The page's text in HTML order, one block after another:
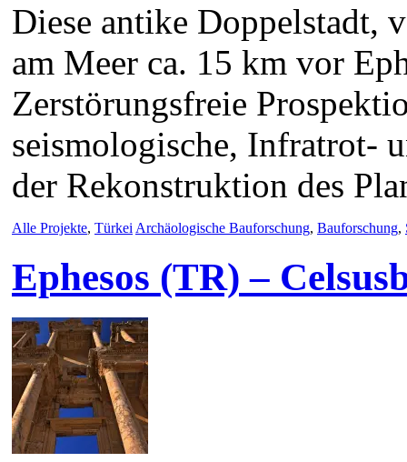
Diese antike Doppelstadt,
am Meer ca. 15 km vor
Zerstörungsfreie
seismologische, Infratrot-
der Rekonstruktion des
Alle Projekte, Türkei Archäologische Bauforschung, Bauforschung,
Ephesos (TR) –